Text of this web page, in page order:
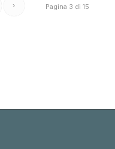
Pagina 3 di 15
›